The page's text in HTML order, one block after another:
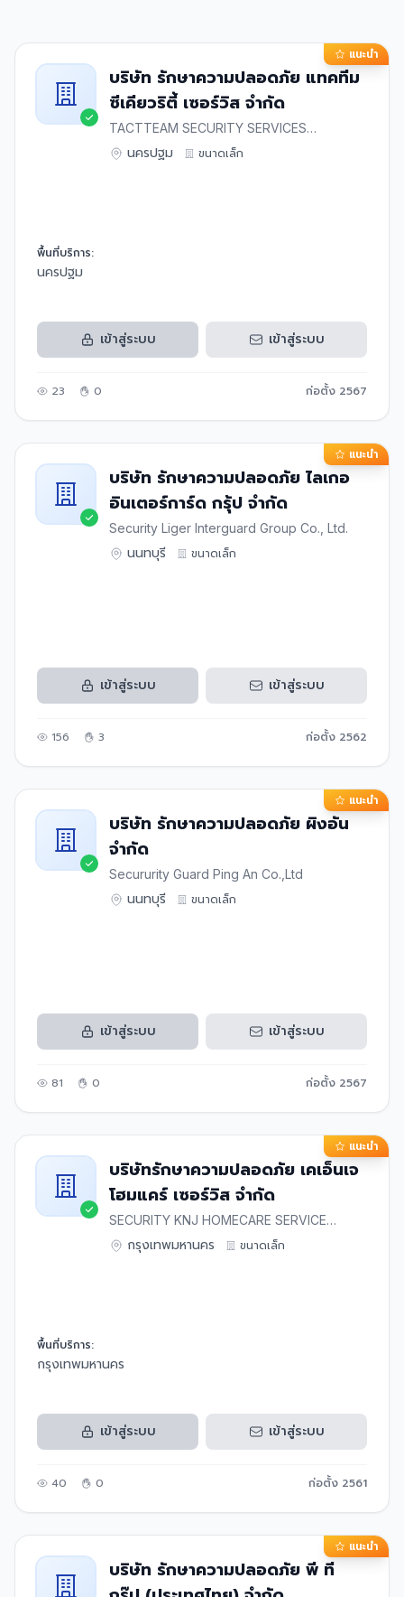
แนะนำ
บริษัท รักษาความปลอดภัย แทคทีม
ซีเคียวริตี้ เซอร์วิส จำกัด
TACTTEAM SECURITY SERVICES
SECURITY GUARD CO.,LTD.
นครปฐม ขนาดเล็ก
พื้นที่บริการ:
นครปฐม
เข้าสู่ระบบ เข้าสู่ระบบ
23 0 ก่อตั้ง 2567
แนะนำ
บริษัท รักษาความปลอดภัย ไลเกอ
อินเตอร์การ์ด กรุ้ป จำกัด
Security Liger Interguard Group Co., Ltd.
นนทบุรี ขนาดเล็ก
เข้าสู่ระบบ เข้าสู่ระบบ
156 3 ก่อตั้ง 2562
แนะนำ
บริษัท รักษาความปลอดภัย ผิงอัน
จำกัด
Secururity Guard Ping An Co.,Ltd
นนทบุรี ขนาดเล็ก
เข้าสู่ระบบ เข้าสู่ระบบ
81 0 ก่อตั้ง 2567
แนะนำ
บริษัทรักษาความปลอดภัย เคเอ็นเจ
โฮมแคร์ เซอร์วิส จำกัด
SECURITY KNJ HOMECARE SERVICE
CO.,LTD
กรุงเทพมหานคร ขนาดเล็ก
พื้นที่บริการ:
กรุงเทพมหานคร
เข้าสู่ระบบ เข้าสู่ระบบ
40 0 ก่อตั้ง 2561
แนะนำ
บริษัท รักษาความปลอดภัย พี ที